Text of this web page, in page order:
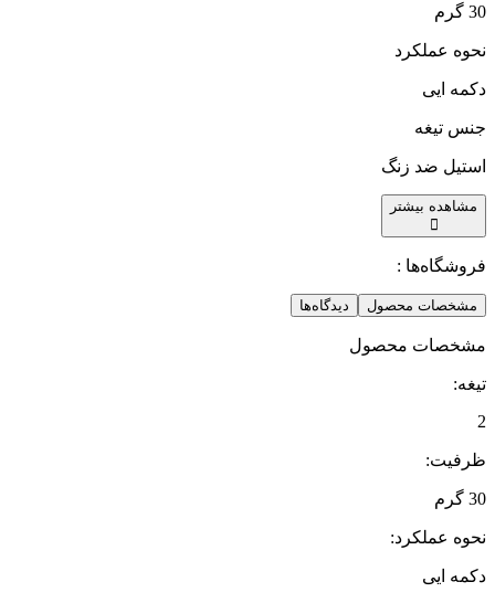
30 گرم
نحوه عملکرد
دکمه ایی
جنس تیغه
استیل ضد زنگ
مشاهده بیشتر
فروشگاه‌ها :
مشخصات محصول دیدگاه‌ها
مشخصات محصول
تیغه:
2
ظرفیت:
30 گرم
نحوه عملکرد:
دکمه ایی